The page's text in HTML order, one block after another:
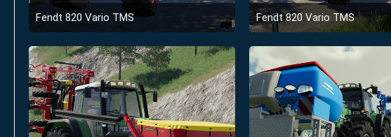
Fendt 820 Vario TMS
5. Februar 2019 um 04:49
Fendt 820 Vario TMS
5. Februar 2019 um 04:49